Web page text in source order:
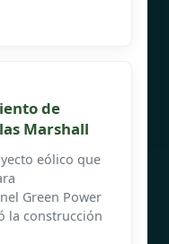
de
Marshall
eólico que
Green Power
la construcción